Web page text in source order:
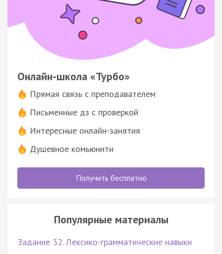
Онлайн-школа «Турбо»
Прямая связь с преподавателем
Письменные дз с проверкой
Интересные онлайн-занятия
Душевное комьюнити
Получить бесплатно
Популярные материалы
Задание 32. Лексико-грамматические навыки